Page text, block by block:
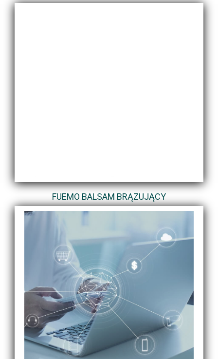
FUEMO BALSAM BRĄZUJĄCY